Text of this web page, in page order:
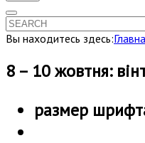
Вы находитесь здесь:
8 – 10 жовтня:
размер